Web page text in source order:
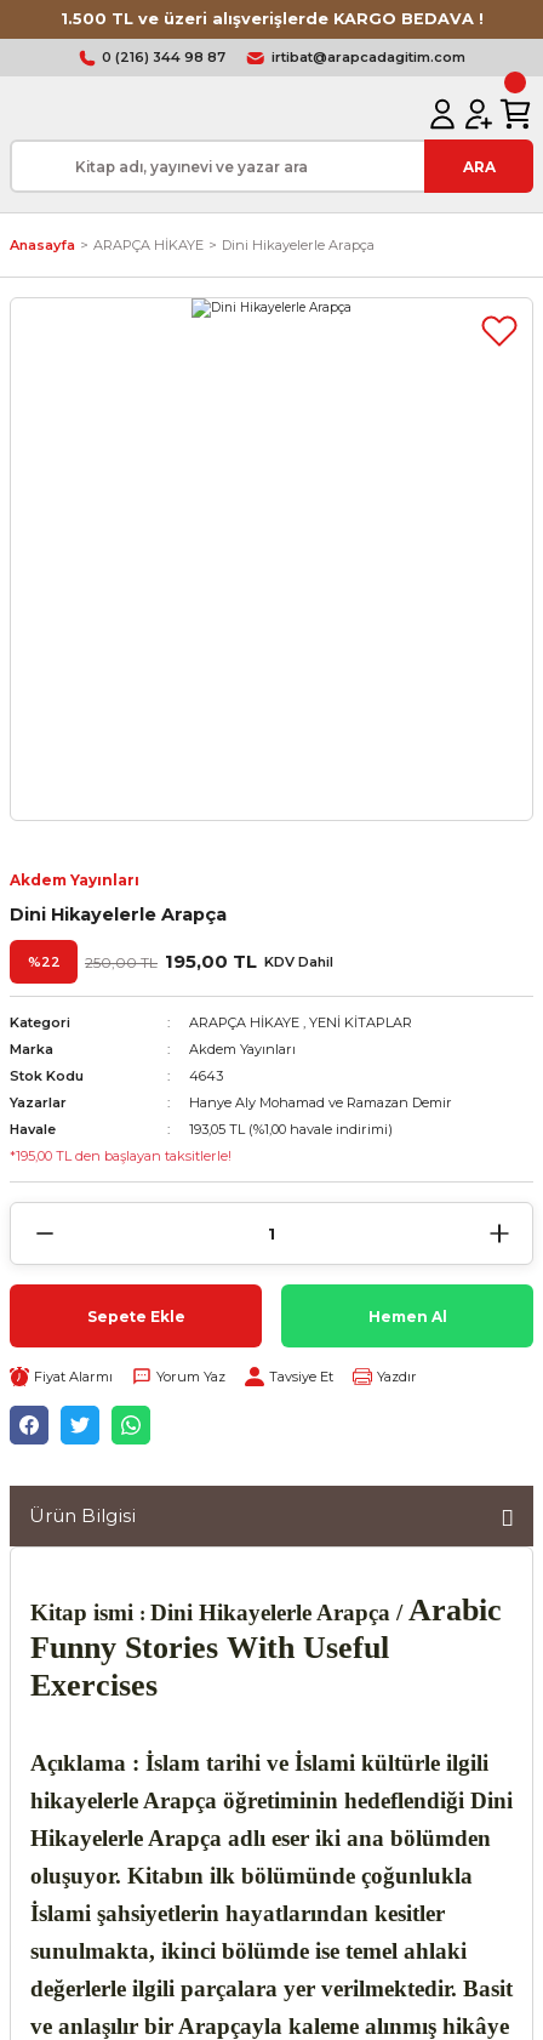
1.500 TL ve üzeri alışverişlerde KARGO BEDAVA !
0 (216) 344 98 87 irtibat@arapcadagitim.com
ARA
Anasayfa ARAPÇA HİKAYE Dini Hikayelerle Arapça
Akdem Yayınları
Dini Hikayelerle Arapça
%22 250,00 TL 195,00 TL KDV Dahil
Kategori ARAPÇA HİKAYE , YENİ KİTAPLAR
Marka
Akdem Yayınları
Stok Kodu
4643
Yazarlar
Hanye Aly Mohamad ve Ramazan Demir
Havale
193,05 TL (%1,00 havale indirimi)
*195,00 TL den başlayan taksitlerle!
Sepete Ekle Hemen Al
Fiyat Alarmı Yorum Yaz Tavsiye Et Yazdır
Ürün Bilgisi
Kitap ismi : Dini Hikayelerle Arapça / Arabic
Funny Stories With Useful
Exercises
Açıklama : İslam tarihi ve İslami kültürle ilgili
hikayelerle Arapça öğretiminin hedeflendiği Dini
Hikayelerle Arapça adlı eser iki ana bölümden
oluşuyor. Kitabın ilk bölümünde çoğunlukla
İslami şahsiyetlerin hayatlarından kesitler
sunulmakta, ikinci bölümde ise temel ahlaki
değerlerle ilgili parçalara yer verilmektedir. Basit
ve anlaşılır bir Arapçayla kaleme alınmış hikâye